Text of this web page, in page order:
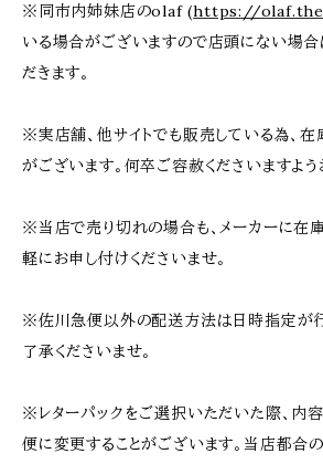
※同市内姉妹店のolaf (https://
いる場合がございますので店頭にない場
だきます。
※実店舗、他サイトでも販売している為、
がございます。何卒ご容赦くださいますよう
※当店で売り切れの場合も、メーカーに在
軽にお申し付けくださいませ。
※佐川急便以外の配送方法は日時指定が
了承くださいませ。
※レターパックをご選択いただいた際、内
便に変更することがございます。当店都合